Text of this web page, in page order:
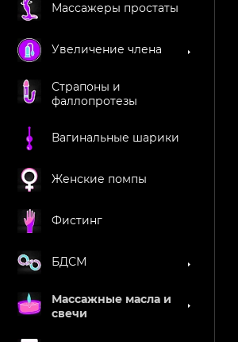
Массажеры простаты
Увеличение члена
Страпоны и
фаллопротезы
Вагинальные шарики
Женские помпы
Фистинг
БДСМ
Массажные масла и
свечи